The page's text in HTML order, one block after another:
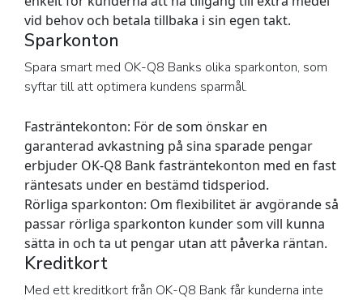
vid behov och betala tillbaka i sin egen takt.
Sparkonton
Spara smart med OK-Q8 Banks olika sparkonton, som
syftar till att optimera kundens sparmål.
Fasträntekonton: För de som önskar en
garanterad avkastning på sina sparade pengar
erbjuder OK-Q8 Bank fasträntekonton med en fast
räntesats under en bestämd tidsperiod.
Rörliga sparkonton: Om flexibilitet är avgörande så
passar rörliga sparkonton kunder som vill kunna
sätta in och ta ut pengar utan att påverka räntan.
Kreditkort
Med ett kreditkort från OK-Q8 Bank får kunderna inte